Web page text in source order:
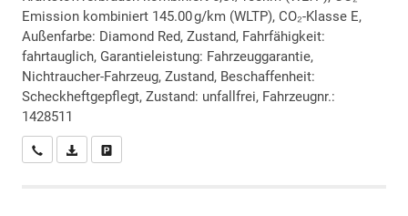
Emission kombiniert 145.00 g/km (WLTP), CO₂-Klasse E,
Außenfarbe: Diamond Red, Zustand, Fahrfähigkeit:
fahrtauglich, Garantieleistung: Fahrzeuggarantie,
Nichtraucher-Fahrzeug, Zustand, Beschaffenheit:
Scheckheftgepflegt, Zustand: unfallfrei, Fahrzeugnr.:
1428511
Wir rufen Sie anPDF-Datei, Fahrzeugexposé drucken